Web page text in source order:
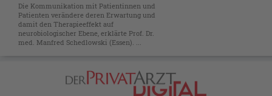
Die Kommunikation mit Patientinnen und
Patienten verändere deren Erwartung und
damit den Therapieeffekt auf
neurobiologischer Ebene, erklärte Prof. Dr.
med. Manfred Schedlowski (Essen). ...